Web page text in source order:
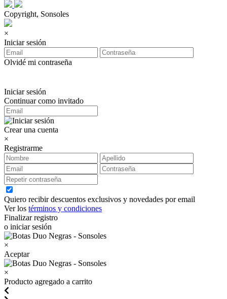
Copyright, Sonsoles
×
Iniciar sesión
Olvidé mi contraseña
Iniciar sesión
Continuar como invitado
Crear una cuenta
×
Registrarme
Quiero recibir descuentos exclusivos y novedades por email
Ver los términos y condiciones
Finalizar registro
o iniciar sesión
×
Aceptar
×
Producto agregado a carrito